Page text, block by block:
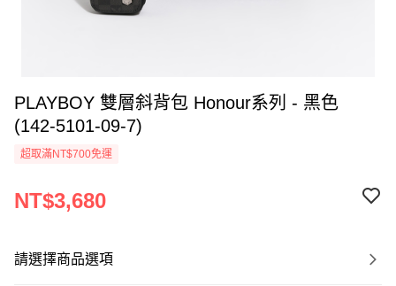
PLAYBOY 雙層斜背包 Honour系列 - 黑色
(142-5101-09-7)
超取滿NT$700免運
NT$3,680
請選擇商品選項